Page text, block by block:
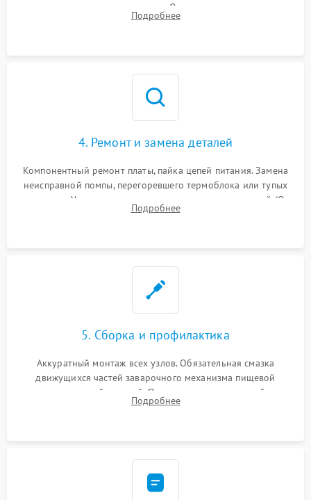
температуры и расходомера. Оценка степени износа
жерновов кофемолки, уплотнительных колец гидросистемы
Подробнее
4. Ремонт и замена деталей
Компонентный ремонт платы, пайка цепей питания. Замена
неисправной помпы, перегоревшего термоблока или тупых
жерновов. Установка новых силиконовых уплотнителей (O-
ring) и тефлоновых трубок для надежного устранения
Подробнее
5. Сборка и профилактика
Аккуратный монтаж всех узлов. Обязательная смазка
движущихся частей заварочного механизма пищевой
силиконовой смазкой. Проведение программной
декальцинации и очистки системы от кофейных масел.
Подробнее